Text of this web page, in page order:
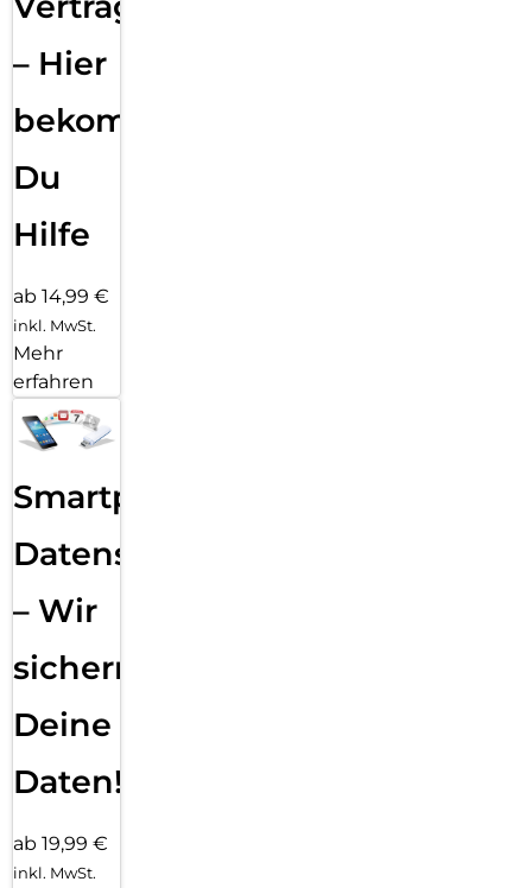
– Hier
bekommst
Du
Hilfe
ab 14,99 €
inkl. MwSt.
Mehr
erfahren
Smartphone
Datensicherung
– Wir
sichern
Deine
Daten!
ab 19,99 €
inkl. MwSt.